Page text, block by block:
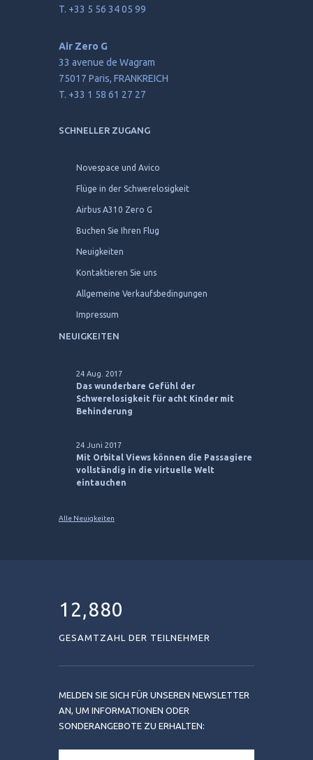
T. +33 5 56 34 05 99
Air Zero G
33 avenue de Wagram
75017 Paris, FRANKREICH
T. +33 1 58 61 27 27
SCHNELLER ZUGANG
Novespace und Avico
Flüge in der Schwerelosigkeit
Airbus A310 Zero G
Buchen Sie Ihren Flug
Neuigkeiten
Kontaktieren Sie uns
Allgemeine Verkaufsbedingungen
Impressum
NEUIGKEITEN
24 Aug. 2017
Das wunderbare Gefühl der
Schwerelosigkeit für acht Kinder mit
Behinderung
24 Juni 2017
Mit Orbital Views können die Passagiere
vollständig in die virtuelle Welt
eintauchen
Alle Neuigkeiten
12,880
GESAMTZAHL DER TEILNEHMER
MELDEN SIE SICH FÜR UNSEREN NEWSLETTER
AN, UM INFORMATIONEN ODER
SONDERANGEBOTE ZU ERHALTEN: